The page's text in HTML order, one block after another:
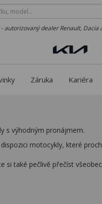
- autorizovaný dealer Renault,
Záruka Kariéra
s výhodným pronájmem.
motocykly, které
také pečlivě přečíst